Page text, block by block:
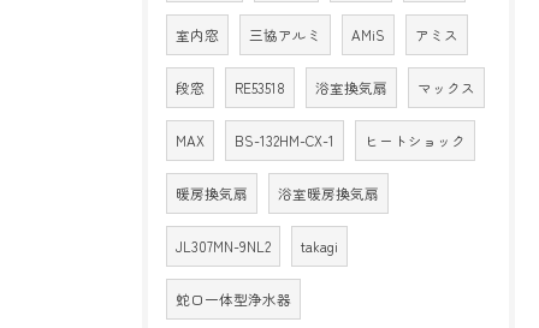
室内窓 三協アルミ AMiS アミス
段窓 RE53518 浴室換気扇 マックス
MAX BS-132HM-CX-1 ヒートショック
暖房換気扇 浴室暖房換気扇
JL307MN-9NL2 takagi
蛇口一体型浄水器